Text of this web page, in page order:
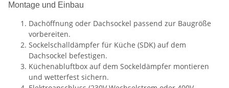
Montage und Einbau
Dachöffnung oder Dachsockel passend zur Baugröße
vorbereiten.
Sockelschalldämpfer für Küche (SDK) auf dem
Dachsockel befestigen.
Küchenabluftbox auf dem Sockeldämpfer montieren
und wetterfest sichern.